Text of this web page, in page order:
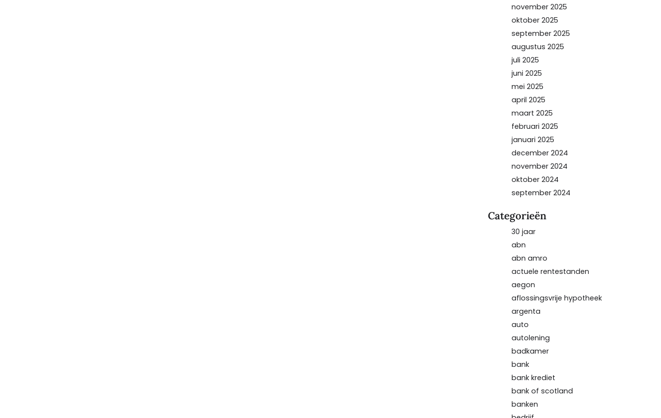
november 2025
oktober 2025
september 2025
augustus 2025
juli 2025
juni 2025
mei 2025
april 2025
maart 2025
februari 2025
januari 2025
december 2024
november 2024
oktober 2024
september 2024
Categorieën
30 jaar
abn
abn amro
actuele rentestanden
aegon
aflossingsvrije hypotheek
argenta
auto
autolening
badkamer
bank
bank krediet
bank of scotland
banken